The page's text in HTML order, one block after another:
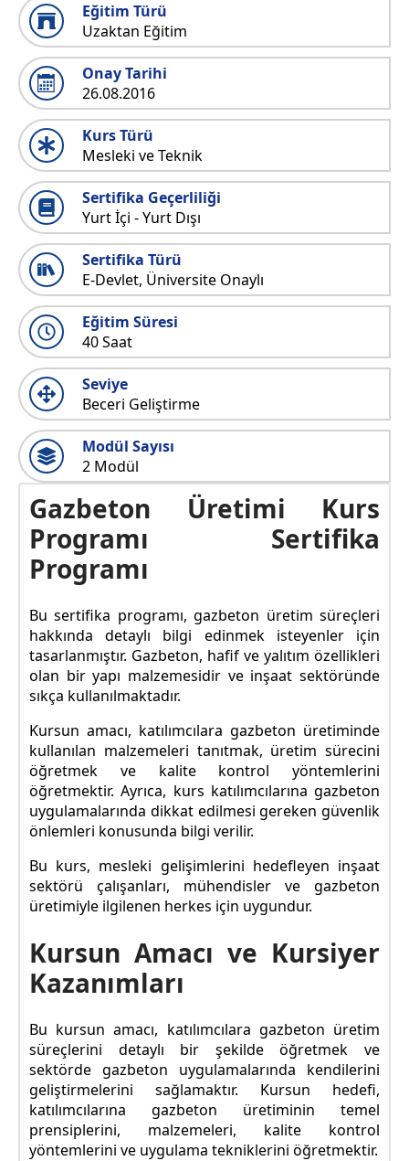
Eğitim Türü
Uzaktan Eğitim
Onay Tarihi
26.08.2016
Kurs Türü
Mesleki ve Teknik
Sertifika Geçerliliği
Yurt İçi - Yurt Dışı
Sertifika Türü
E-Devlet, Üniversite Onaylı
Eğitim Süresi
40 Saat
Seviye
Beceri Geliştirme
Modül Sayısı
2 Modül
Gazbeton Üretimi Kurs
Programı Sertifika
Programı
Bu sertifika programı, gazbeton üretim süreçleri
hakkında detaylı bilgi edinmek isteyenler için
tasarlanmıştır. Gazbeton, hafif ve yalıtım özellikleri
olan bir yapı malzemesidir ve inşaat sektöründe
sıkça kullanılmaktadır.
Kursun amacı, katılımcılara gazbeton üretiminde
kullanılan malzemeleri tanıtmak, üretim sürecini
öğretmek ve kalite kontrol yöntemlerini
öğretmektir. Ayrıca, kurs katılımcılarına gazbeton
uygulamalarında dikkat edilmesi gereken güvenlik
önlemleri konusunda bilgi verilir.
Bu kurs, mesleki gelişimlerini hedefleyen inşaat
sektörü çalışanları, mühendisler ve gazbeton
üretimiyle ilgilenen herkes için uygundur.
Kursun Amacı ve Kursiyer
Kazanımları
Bu kursun amacı, katılımcılara gazbeton üretim
süreçlerini detaylı bir şekilde öğretmek ve
sektörde gazbeton uygulamalarında kendilerini
geliştirmelerini sağlamaktır. Kursun hedefi,
katılımcılarına gazbeton üretiminin temel
prensiplerini, malzemeleri, kalite kontrol
yöntemlerini ve uygulama tekniklerini öğretmektir.